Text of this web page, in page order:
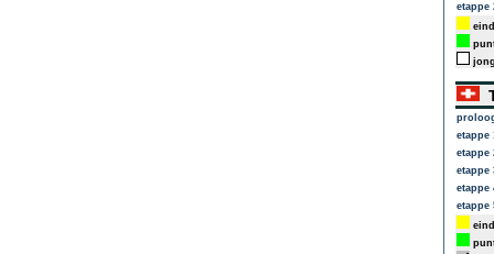
etappe
etappe
etappe
etappe
etappe
etappe